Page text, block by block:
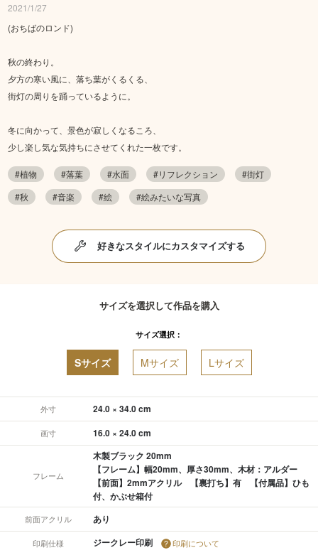
2021/1/27
(おちばのロンド)
秋の終わり。
夕方の寒い風に、落ち葉がくるくる、
街灯の周りを踊っているように。
冬に向かって、景色が寂しくなるころ、
少し楽し気な気持ちにさせてくれた一枚です。
#植物 #落葉 #水面 #リフレクション
#街灯
#秋
#音楽 #絵 #絵みたいな写真
好きなスタイルにカスタマイズする
サイズを選択して作品を購入
サイズ選択：
Sサイズ Mサイズ Lサイズ
外寸 24.0 × 34.0 cm
画寸 16.0 × 24.0 cm
フレーム
木製ブラック 20mm
【フレーム】幅20mm、厚さ30mm、木材：アルダー
【前面】2mmアクリル 【裏打ち】有 【付属品】ひも
付、かぶせ箱付
前面アクリル あり
印刷仕様 ジークレー印刷 印刷について